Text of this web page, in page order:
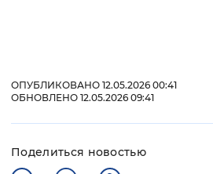
ОПУБЛИКОВАНО 12.05.2026 00:41
ОБНОВЛЕНО 12.05.2026 09:41
Поделиться новостью